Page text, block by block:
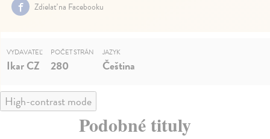
Zdielať na Facebooku
VYDAVATEĽ
Ikar CZ
POČET STRÁN
280
JAZYK
Čeština
High-contrast mode
Podobné tituly